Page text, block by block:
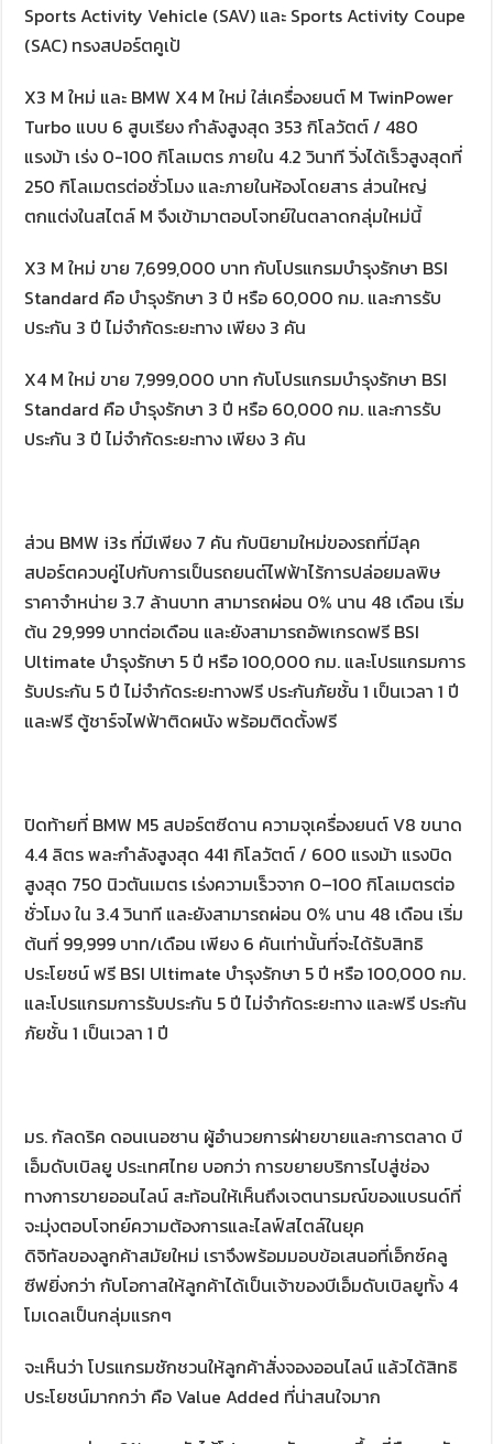
Sports Activity Vehicle (SAV) และ Sports Activity Coupe
(SAC) ทรงสปอร์ตคูเป้
X3 M ใหม่ และ BMW X4 M ใหม่ ใส่เครื่องยนต์ M TwinPower
Turbo แบบ 6 สูบเรียง กำลังสูงสุด 353 กิโลวัตต์ / 480
แรงม้า เร่ง 0-100 กิโลเมตร ภายใน 4.2 วินาที วิ่งได้เร็วสูงสุดที่
250 กิโลเมตรต่อชั่วโมง และภายในห้องโดยสาร ส่วนใหญ่
ตกแต่งในสไตล์ M จึงเข้ามาตอบโจทย์ในตลาดกลุ่มใหม่นี้
X3 M ใหม่ ขาย 7,699,000 บาท กับโปรแกรมบำรุงรักษา BSI
Standard คือ บำรุงรักษา 3 ปี หรือ 60,000 กม. และการรับ
ประกัน 3 ปี ไม่จำกัดระยะทาง เพียง 3 คัน
X4 M ใหม่ ขาย 7,999,000 บาท กับโปรแกรมบำรุงรักษา BSI
Standard คือ บำรุงรักษา 3 ปี หรือ 60,000 กม. และการรับ
ประกัน 3 ปี ไม่จำกัดระยะทาง เพียง 3 คัน
ส่วน BMW i3s ที่มีเพียง 7 คัน กับนิยามใหม่ของรถที่มีลุค
สปอร์ตควบคู่ไปกับการเป็นรถยนต์ไฟฟ้าไร้การปล่อยมลพิษ
ราคาจำหน่าย 3.7 ล้านบาท สามารถผ่อน 0% นาน 48 เดือน เริ่ม
ต้น 29,999 บาทต่อเดือน และยังสามารถอัพเกรดฟรี BSI
Ultimate บำรุงรักษา 5 ปี หรือ 100,000 กม. และโปรแกรมการ
รับประกัน 5 ปี ไม่จำกัดระยะทางฟรี ประกันภัยชั้น 1 เป็นเวลา 1 ปี
และฟรี ตู้ชาร์จไฟฟ้าติดผนัง พร้อมติดตั้งฟรี
ปิดท้ายที่ BMW M5 สปอร์ตซีดาน ความจุเครื่องยนต์ V8 ขนาด
4.4 ลิตร พละกำลังสูงสุด 441 กิโลวัตต์ / 600 แรงม้า แรงบิด
สูงสุด 750 นิวตันเมตร เร่งความเร็วจาก 0–100 กิโลเมตรต่อ
ชั่วโมง ใน 3.4 วินาที และยังสามารถผ่อน 0% นาน 48 เดือน เริ่ม
ต้นที่ 99,999 บาท/เดือน เพียง 6 คันเท่านั้นที่จะได้รับสิทธิ
ประโยชน์ ฟรี BSI Ultimate บำรุงรักษา 5 ปี หรือ 100,000 กม.
และโปรแกรมการรับประกัน 5 ปี ไม่จำกัดระยะทาง และฟรี ประกัน
ภัยชั้น 1 เป็นเวลา 1 ปี
มร. กัลดริค ดอนเนอซาน ผู้อำนวยการฝ่ายขายและการตลาด บี
เอ็มดับเบิลยู ประเทศไทย บอกว่า การขยายบริการไปสู่ช่อง
ทางการขายออนไลน์ สะท้อนให้เห็นถึงเจตนารมณ์ของแบรนด์ที่
จะมุ่งตอบโจทย์ความต้องการและไลฟ์สไตล์ในยุค
ดิจิทัลของลูกค้าสมัยใหม่ เราจึงพร้อมมอบข้อเสนอที่เอ็กซ์คลู
ซีฟยิ่งกว่า กับโอกาสให้ลูกค้าได้เป็นเจ้าของบีเอ็มดับเบิลยูทั้ง 4
โมเดลเป็นกลุ่มแรกๆ
จะเห็นว่า โปรแกรมชักชวนให้ลูกค้าสั่งจองออนไลน์ แล้วได้สิทธิ
ประโยชน์มากกว่า คือ Value Added ที่น่าสนใจมาก